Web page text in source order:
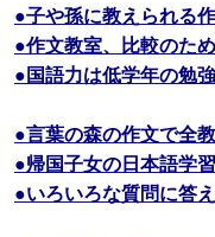
●子や孫に教えられる
●作文教室、比較のた
●国語力は低学年の勉
●言葉の森の作文で全
●帰国子女の日本語学
●いろいろな質問に答